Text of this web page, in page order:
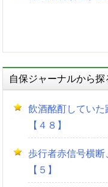
自保ジャーナルから
飲酒酩酊してい
【４８】
歩行者赤信号横
【５】